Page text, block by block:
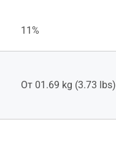
11%
От 01.69 kg (3.73 lbs)